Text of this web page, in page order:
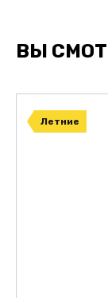
ВЫ
Летние